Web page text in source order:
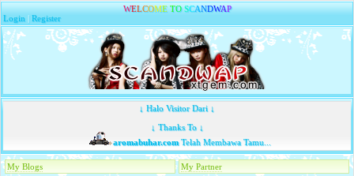
WELCOME TO SCANDWAP
Login |Register
↓ Halo Visitor Dari ↓
↓ Thanks To ↓
aromabuhar.comTelah Membawa Tamu...
My Blogs My Partner